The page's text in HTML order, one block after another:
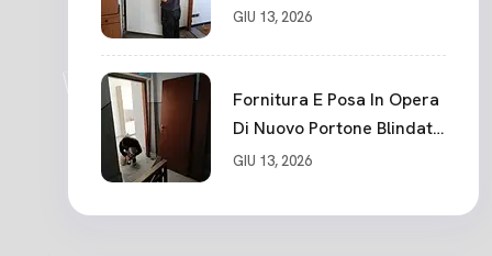
Classe 3 Sicurezza
GIU 13, 2026
Fornitura E Posa In Opera
Di Nuovo Portone Blindato
Ceparana
GIU 13, 2026